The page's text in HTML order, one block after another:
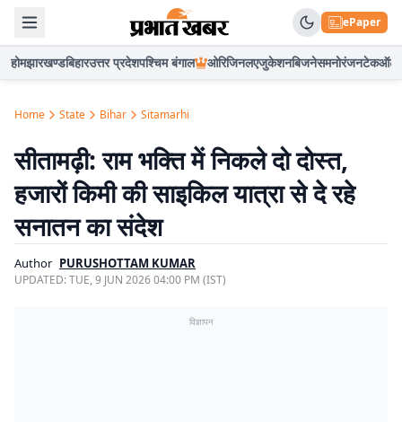
ePaper
होमझारखण्डबिहारउत्तर प्रदेशपश्चिम बंगाल ओरिजिनलएजुकेशनबिजनेसमनोरंजनटेकऑटो
Home State Bihar Sitamarhi
सीतामढ़ी: राम भक्ति में निकले दो दोस्त,
हजारों किमी की साइकिल यात्रा से दे रहे
सनातन का संदेश
Author PURUSHOTTAM KUMAR
UPDATED:TUE, 9 JUN 2026 04:00 PM (IST)
विज्ञापन